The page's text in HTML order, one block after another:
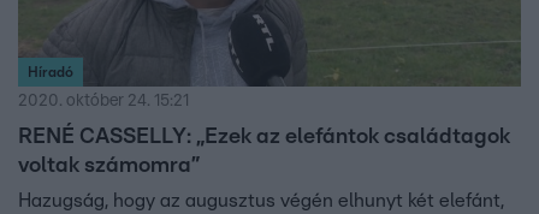
Híradó
2020. október 24. 15:21
RENÉ CASSELLY: „Ezek az elefántok családtagok
voltak számomra”
Hazugság, hogy az augusztus végén elhunyt két elefánt,